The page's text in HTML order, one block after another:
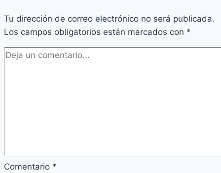
Tu dirección de correo electrónico no será publicada.
Los campos obligatorios están marcados con *
Comentario *